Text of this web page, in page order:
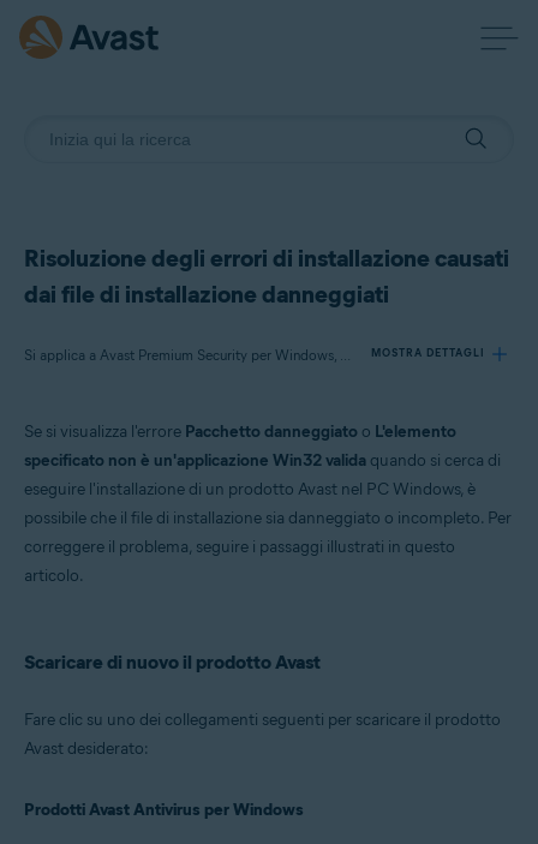
Risoluzione degli errori di installazione causati
dai file di installazione danneggiati
Si applica a Avast Premium Security per Windows, Avast Free Antivirus per Windows, Avast Cleanup Premium per Windows, Avast SecureLine VPN per Windows, Avast AntiTrack Premium per Windows, Avast Driver Updater per Windows, Avast Battery Saver per Windows, Avast BreachGuard per Windows MOSTRA DETTAGLI
Avast Free Antivirus 21.x per Windows
Avast Cleanup Premium 21.x per Windows
Avast SecureLine VPN 5.x per Windows
Avast Driver Updater 2.x per Windows
Microsoft Windows 11 Home / Pro / Enterprise / Education
Microsoft Windows 8.1 / Pro / Enterprise - 32/64 bit
Microsoft Windows 7 Home Basic / Home Premium / Professional /
Enterprise / Ultimate - Service Pack 1 con aggiornamento Convenient
Se si visualizza l'errore Pacchetto danneggiato o L'elemento
specificato non è un'applicazione Win32 valida quando si cerca di
eseguire l'installazione di un prodotto Avast nel PC Windows, è
possibile che il file di installazione sia danneggiato o incompleto. Per
correggere il problema, seguire i passaggi illustrati in questo
articolo.
Scaricare di nuovo il prodotto Avast
Fare clic su uno dei collegamenti seguenti per scaricare il prodotto
Avast desiderato:
Prodotti Avast Antivirus per Windows